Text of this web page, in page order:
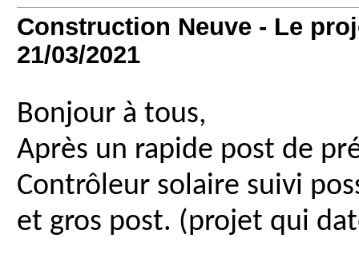
Construction Neuve - Le
21/03/2021
Bonjour à tous,
Après un rapide post de
Contrôleur solaire suivi
et gros post. (projet qui